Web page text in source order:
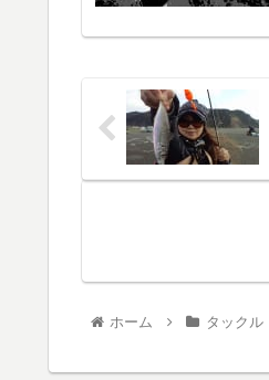
ホーム タックル